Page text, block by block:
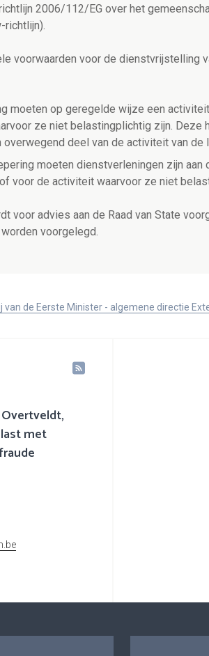
2006/112/EG over het
richtlijn).
voorwaarden voor de dienstvrijstelling
moeten op geregelde wijze een
ze niet belastingplichtig zijn. Deze
deel van de activiteit van de
moeten dienstverleningen zijn
voor de activiteit waarvoor ze niet
voor advies aan de Raad van State
voorgelegd.
van de Eerste Minister - algemene directie
met